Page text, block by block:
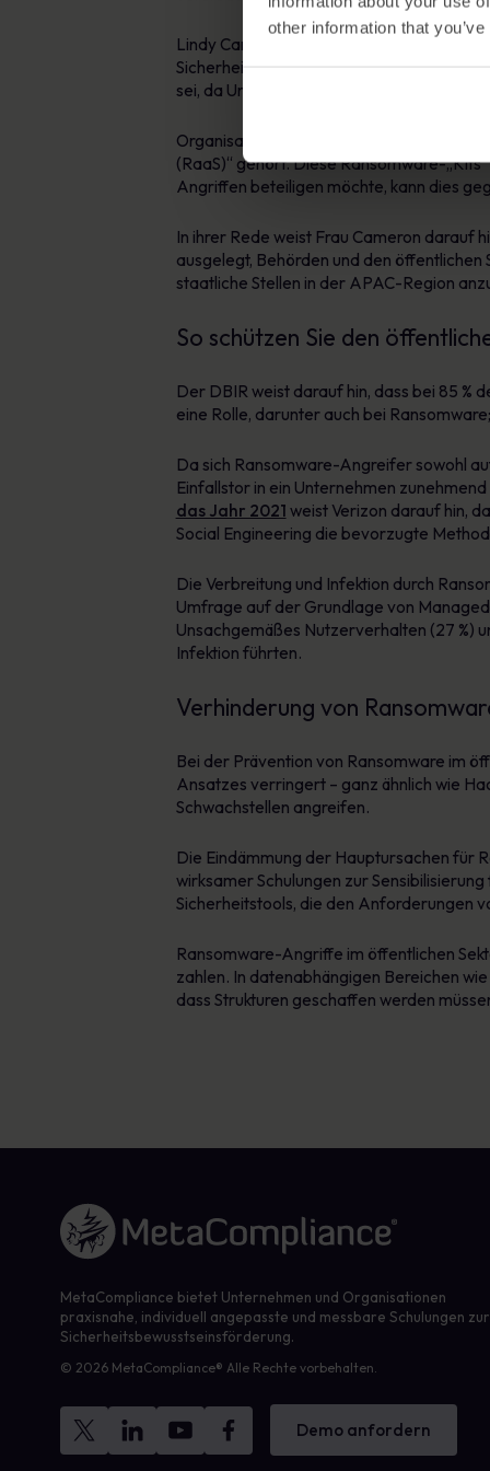
other information that
Lindy Cameron, Geschäftsführerin des
Sicherheitsvorlesung des Royal United
sei, da Unternehmen nicht in der Lage
Organisationen des öffentlichen Sektors
(RaaS)“ gehört. Diese Ransomware-
Angriffen beteiligen möchte, kann dies
In ihrer Rede weist Frau Cameron darauf
ausgelegt, Behörden und den öffentlichen
staatliche Stellen in der APAC-Region
So schützen Sie den
Der DBIR weist darauf hin, dass bei 85
eine Rolle, darunter auch bei
Da sich Ransomware-Angreifer sowohl
Einfallstor in ein Unternehmen
das Jahr 2021 weist Verizon darauf hin,
Social Engineering die bevorzugte
Die Verbreitung und Infektion durch
Umfrage auf der Grundlage von
Unsachgemäßes Nutzerverhalten (27 %)
Infektion führten.
Verhinderung von
Bei der Prävention von Ransomware im
Ansatzes verringert – ganz ähnlich wie
Schwachstellen angreifen.
Die Eindämmung der Hauptursachen für
wirksamer Schulungen zur
Sicherheitstools, die den Anforderungen
Ransomware-Angriffe im öffentlichen
zahlen. In datenabhängigen Bereichen
dass Strukturen geschaffen werden
Link zur Homepage
MetaCompliance bietet Unternehmen und Organisationen
praxisnahe, individuell angepasste und messbare Schulungen zur
Sicherheitsbewusstseinsförderung.
© 2026 MetaCompliance® Alle Rechte vorbehalten.
Demo anfordern